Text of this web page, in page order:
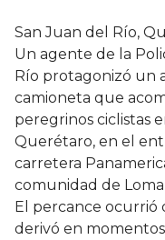
San Juan del Río,
Un agente de la
Río protagonizó un
camioneta que
peregrinos ciclistas
Querétaro, en el
carretera
comunidad de Loma
El percance ocurrió
derivó en